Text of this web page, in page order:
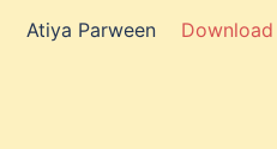
Atiya Parween Download